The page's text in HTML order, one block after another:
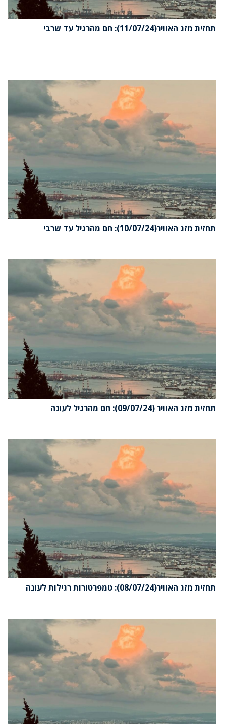
מזג האוויר(11/07/24): חם מהרגיל עד שרבי
מזג האוויר(10/07/24): חם מהרגיל עד שרבי
מזג האוויר (09/07/24): חם מהרגיל לעונה
מזג האוויר(08/07/24): טמפרטורות רגילות לעונה